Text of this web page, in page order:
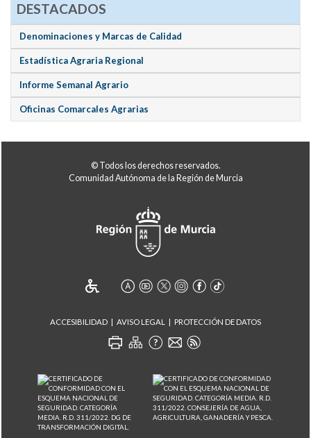
DESTACADOS
Denominaciones y Marcas de Calidad
Estadística Agraria Regional
Informe Semanal Agrario
Oficinas Comarcales Agrarias
© Todos los derechos reservados.
Comunidad Autónoma de la Región de Murcia
ACCESIBILIDAD AVISO LEGAL PROTECCIÓN DE DATOS